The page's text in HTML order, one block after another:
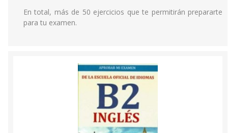
En total, más de 50 ejercicios que te permitirán prepararte
para tu examen.